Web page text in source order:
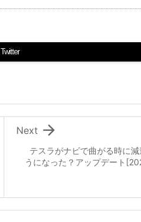
Twitter
テスラがナビで曲がる時に減
うになった？アップデート

Next